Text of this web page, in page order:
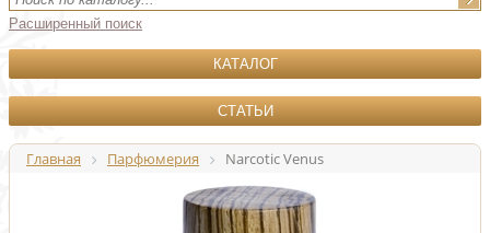
Расширенный поиск
КАТАЛОГ
СТАТЬИ
Главная Парфюмерия Narcotic Venus